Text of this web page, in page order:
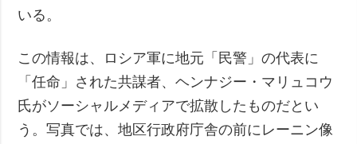
いる。
この情報は、ロシア軍に地元「民警」の代表に
「任命」された共謀者、ヘンナジー・マリュコウ
氏がソーシャルメディアで拡散したものだとい
う。写真では、地区行政府庁舎の前にレーニン像